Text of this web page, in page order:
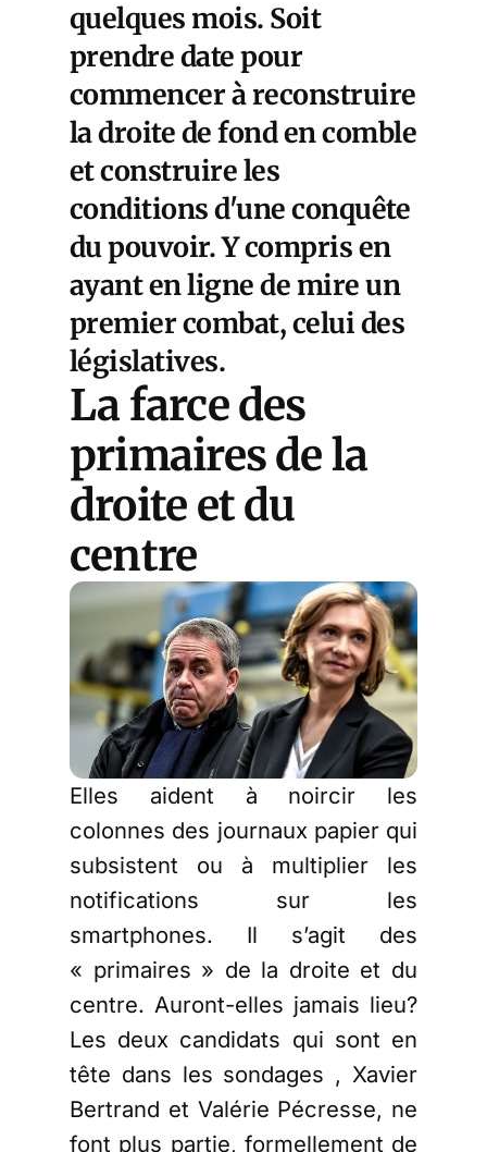
quelques mois. Soit
prendre date pour
commencer à reconstruire
la droite de fond en comble
et construire les
conditions d'une conquête
du pouvoir. Y compris en
ayant en ligne de mire un
premier combat, celui des
législatives.
La farce des
primaires de la
droite et du
centre
Elles aident à noircir les
colonnes des journaux papier qui
subsistent ou à multiplier les
notifications sur les
smartphones. Il s’agit des
« primaires » de la droite et du
centre. Auront-elles jamais lieu?
Les deux candidats qui sont en
tête dans les sondages , Xavier
Bertrand et Valérie Pécresse, ne
font plus partie, formellement de